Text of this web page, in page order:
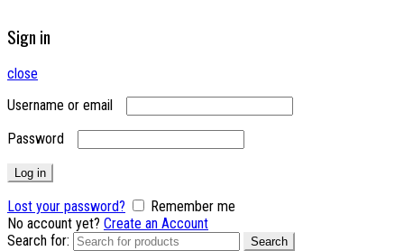
Sign in
close
Username or email
Password
Log in
Lost your password?
Remember me
No account yet? Create an Account
Search for:
Search